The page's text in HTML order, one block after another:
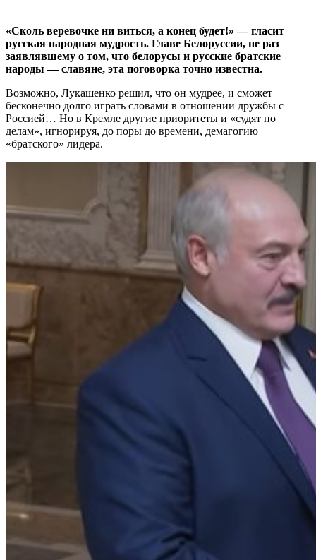
«Сколь веревочке ни виться, а конец будет!» — гласит
русская народная мудрость. Главе Белоруссии, не раз
заявлявшему о том, что белорусы и русские братские
народы — славяне, эта поговорка точно известна.
Возможно, Лукашенко решил, что он мудрее, и сможет
бесконечно долго играть словами в отношении дружбы с
Россией… Но в Кремле другие приоритеты и «судят по
делам», игнорируя, до поры до времени, демагогию
«братского» лидера.